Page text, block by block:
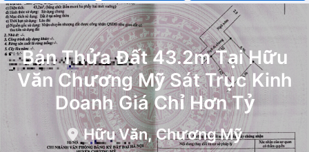
Bán Thửa Đất 43.2m Tại Hữu
Văn Chương Mỹ Sát Trục Kinh
Doanh Giá Chỉ Hơn Tỷ
Hữu Văn, Chương Mỹ